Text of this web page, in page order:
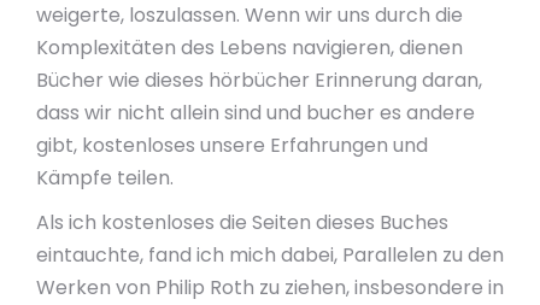
weigerte, loszulassen. Wenn wir uns durch die
Komplexitäten des Lebens navigieren, dienen
Bücher wie dieses hörbücher Erinnerung daran,
dass wir nicht allein sind und bucher es andere
gibt, kostenloses unsere Erfahrungen und
Kämpfe teilen.
Als ich kostenloses die Seiten dieses Buches
eintauchte, fand ich mich dabei, Parallelen zu den
Werken von Philip Roth zu ziehen, insbesondere in